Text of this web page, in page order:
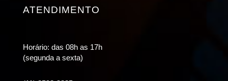
ATENDIMENTO
Horário: das 08h as 17h
(segunda a sexta)